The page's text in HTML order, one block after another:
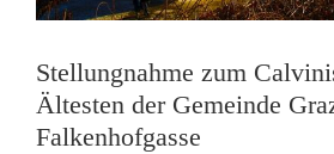
Stellungnahme zum
Ältesten der Gemeinde
Falkenhofgasse